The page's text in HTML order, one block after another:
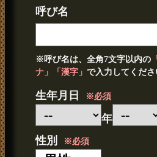
呼び名
※呼び名は、全角7文字以内の
ナ」「漢字」で入力してくださ
生年月日 ※必須
年
性別
※必須